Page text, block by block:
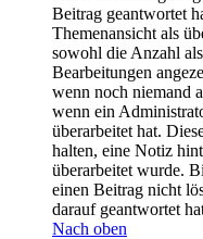
Beitrag geantwortet
Themenansicht als
sowohl die Anzahl
Bearbeitungen
wenn noch niemand
wenn ein
überarbeitet hat.
halten, eine Notiz
überarbeitet wurde.
einen Beitrag nicht
darauf geantwortet
Nach oben